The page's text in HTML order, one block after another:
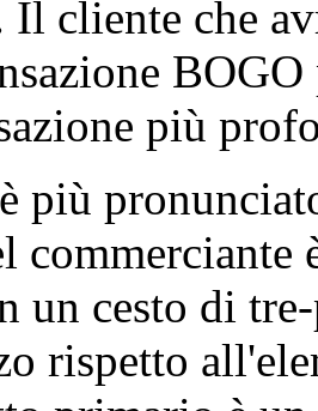
Il cliente che
più
più
un cesto di
rispetto